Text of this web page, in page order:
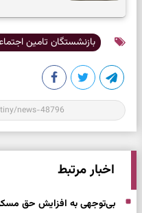
بازنشستگان تامین
اخبار مرتبط
بی‌توجهی به افزایش حق